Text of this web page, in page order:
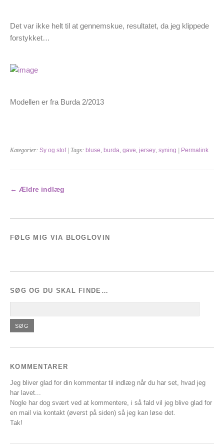
Det var ikke helt til at gennemskue, resultatet, da jeg klippede
forstykket…
Modellen er fra Burda 2/2013
Kategorier: Sy og stof| Tags: bluse burda gave jersey syning | Permalink
← Ældre indlæg
FØLG MIG VIA BLOGLOVIN
SØG OG DU SKAL FINDE…
KOMMENTARER
Jeg bliver glad for din kommentar til indlæg når du har set, hvad jeg
har lavet...
Nogle har dog svært ved at kommentere, i så fald vil jeg blive glad for
en mail via kontakt (øverst på siden) så jeg kan løse det.
Tak!